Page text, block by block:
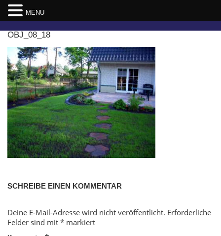
content
OBJ_08_18
SCHREIBE EINEN KOMMENTAR
Deine E-Mail-Adresse wird nicht veröffentlicht. Erforderliche
Felder sind mit * markiert
MENU